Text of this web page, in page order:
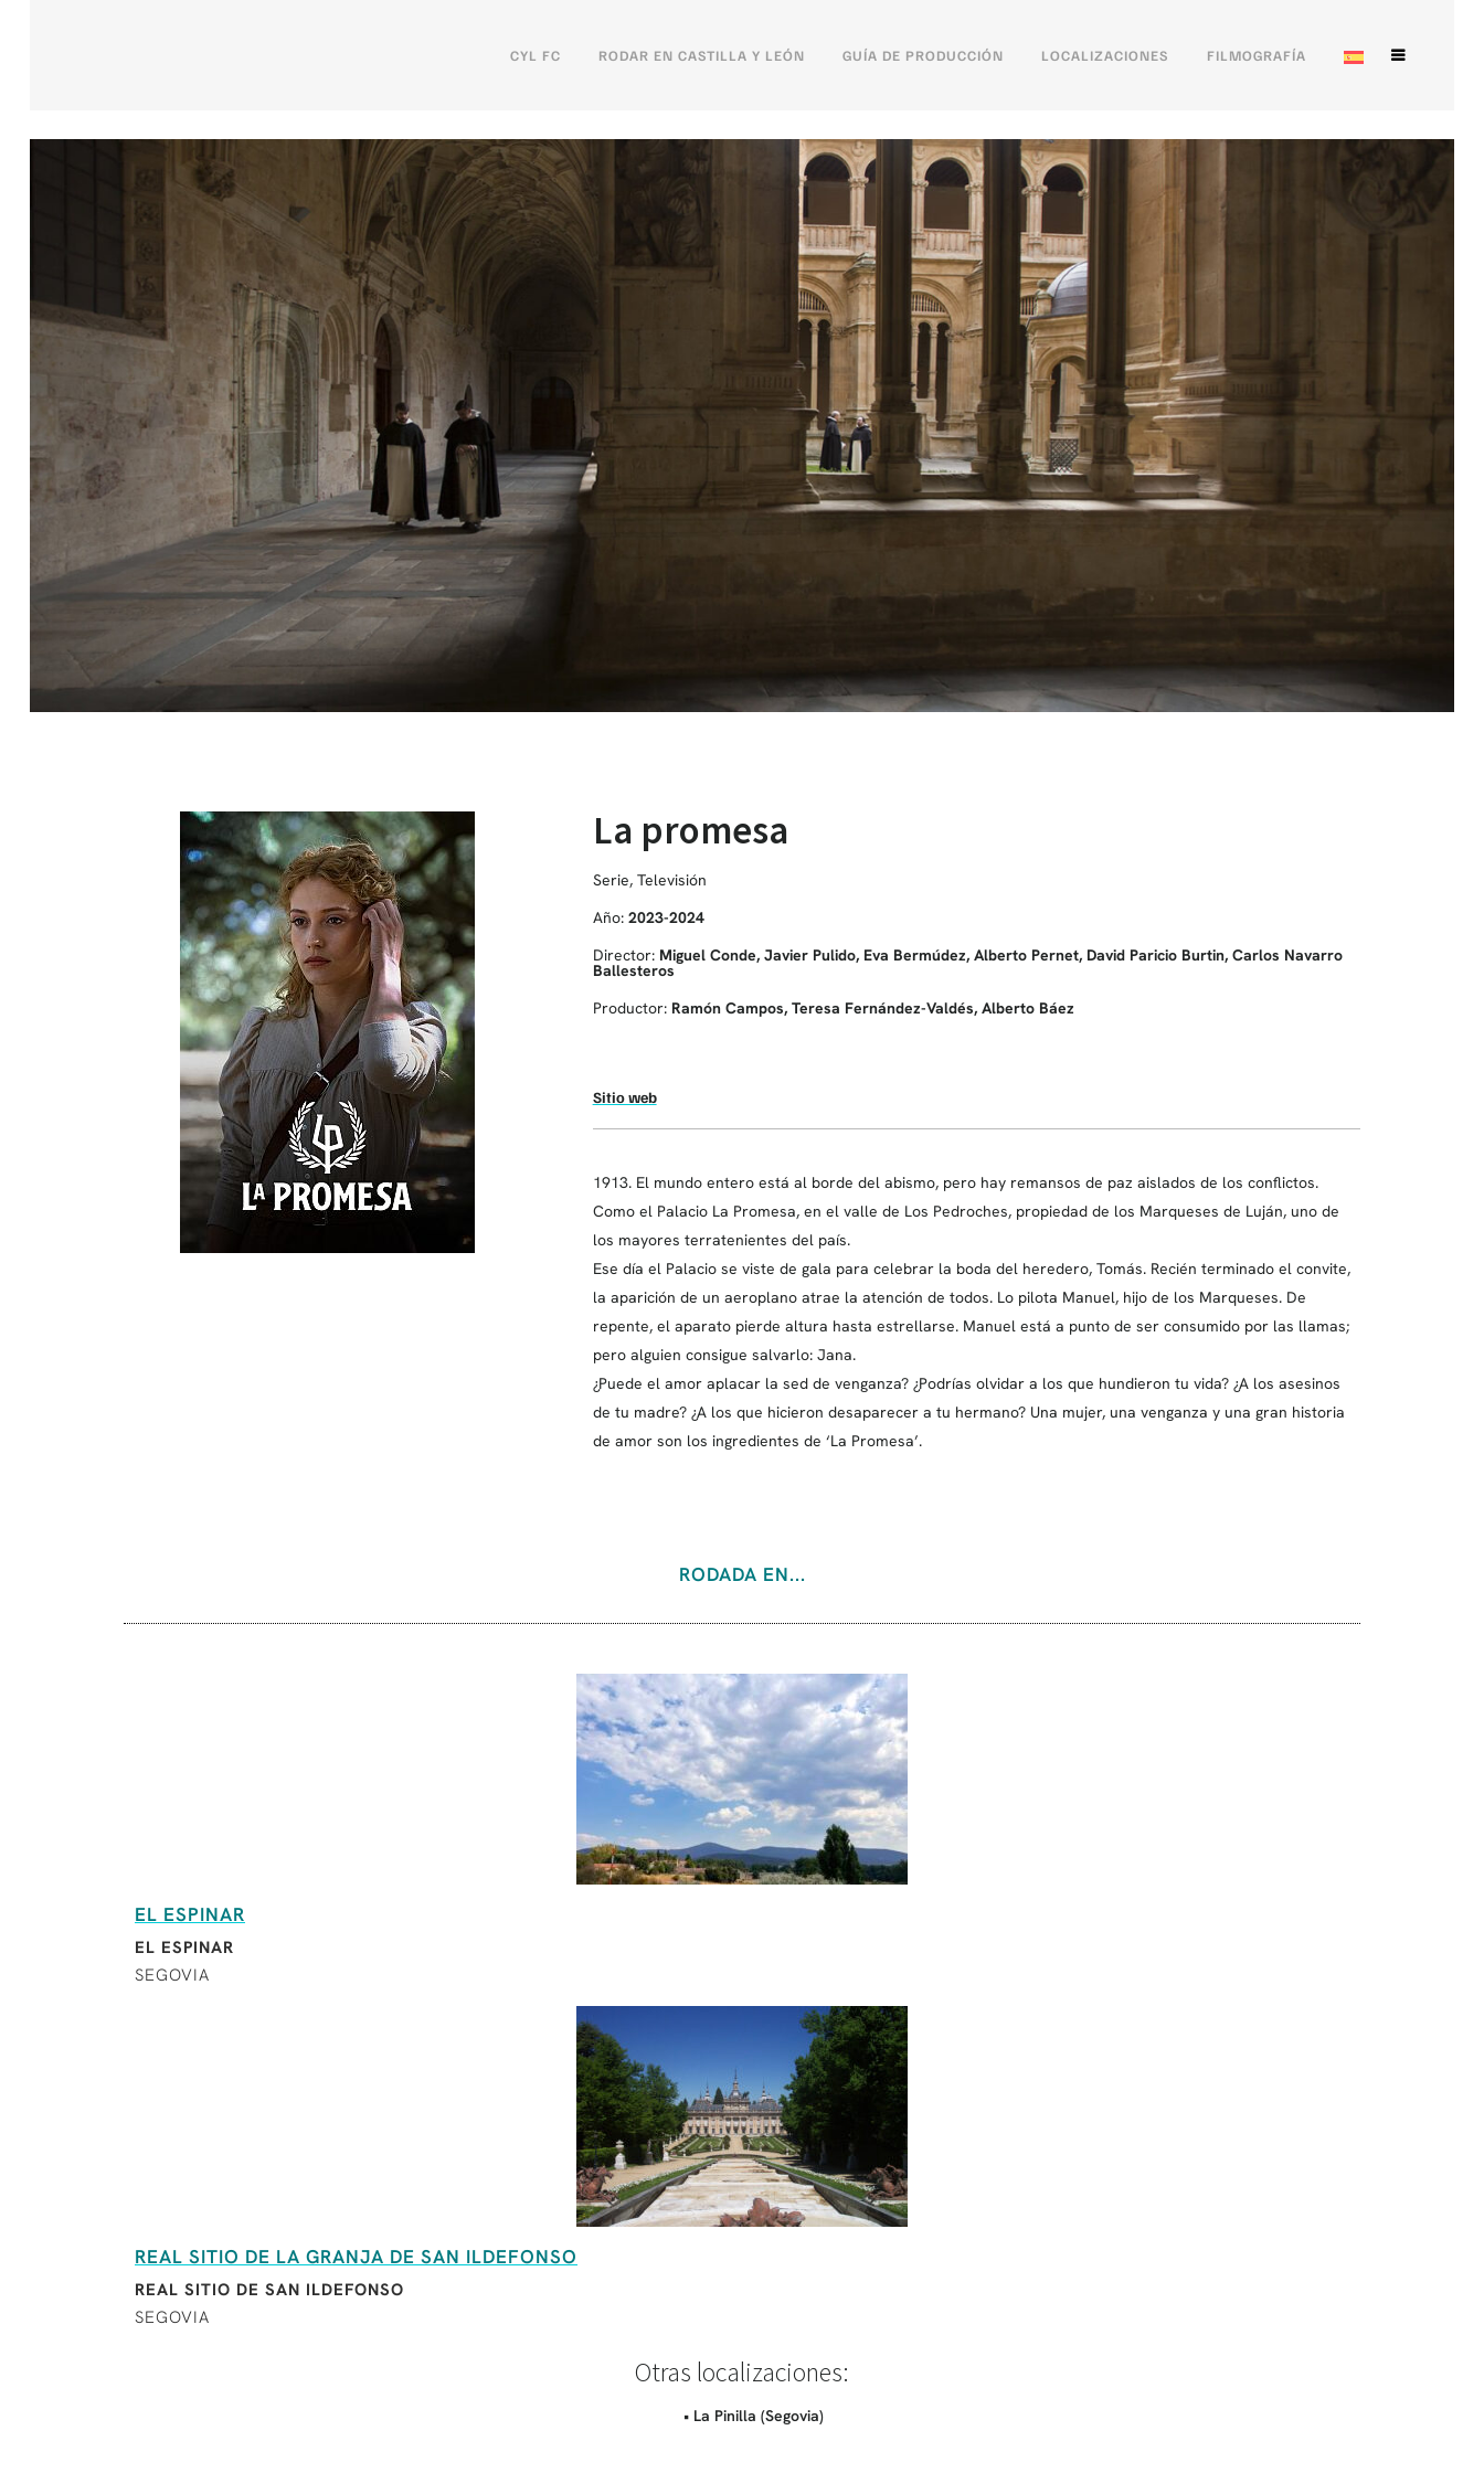
CYL FC RODAR EN CASTILLA Y LEÓN GUÍA DE PRODUCCIÓN LOCALIZACIONES FILMOGRAFÍA
La promesa
Serie, Televisión
Año: 2023-2024
Director: Miguel Conde, Javier Pulido, Eva Bermúdez, Alberto Pernet, David Paricio Burtin, Carlos Navarro
Ballesteros
Productor: Ramón Campos, Teresa Fernández-Valdés, Alberto Báez
Sitio web
1913. El mundo entero está al borde del abismo, pero hay remansos de paz aislados de los conflictos.
Como el Palacio La Promesa, en el valle de Los Pedroches, propiedad de los Marqueses de Luján, uno de
los mayores terratenientes del país.
Ese día el Palacio se viste de gala para celebrar la boda del heredero, Tomás. Recién terminado el convite,
la aparición de un aeroplano atrae la atención de todos. Lo pilota Manuel, hijo de los Marqueses. De
repente, el aparato pierde altura hasta estrellarse. Manuel está a punto de ser consumido por las llamas;
pero alguien consigue salvarlo: Jana.
¿Puede el amor aplacar la sed de venganza? ¿Podrías olvidar a los que hundieron tu vida? ¿A los asesinos
de tu madre? ¿A los que hicieron desaparecer a tu hermano? Una mujer, una venganza y una gran historia
de amor son los ingredientes de ‘La Promesa’.
RODADA EN...
EL ESPINAR
EL ESPINAR
SEGOVIA
REAL SITIO DE LA GRANJA DE SAN ILDEFONSO
REAL SITIO DE SAN ILDEFONSO
SEGOVIA
Otras localizaciones:
• La Pinilla (Segovia)